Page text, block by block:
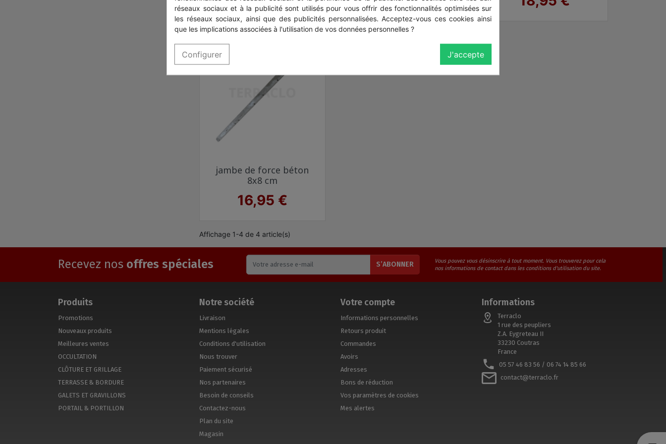
Aperçu rapide
brut (gris)
jambe de force béton
8x8 cm
Prix
16,95 €
Affichage 1-4 de 4 article(s)
Recevez nos offres spéciales S’ABONNER
Vous pouvez vous désinscrire à tout moment. Vous trouverez pour cela
nos informations de contact dans les conditions d'utilisation du site.
Produits
Promotions
Nouveaux produits
Meilleures ventes
OCCULTATION
CLÔTURE ET GRILLAGE
TERRASSE & BORDURE
GALETS ET GRAVILLONS
PORTAIL & PORTILLON
Notre société
Livraison
Mentions légales
Conditions d'utilisation
Nous trouver
Paiement sécurisé
Nos partenaires
Besoin de conseils
Contactez-nous
Plan du site
Magasin
Votre compte
Informations personnelles
Retours produit
Commandes
Avoirs
Adresses
Bons de réduction
Vos paramètres de cookies
Mes alertes
Informations
Terraclo
1 rue des peupliers
Z.A. Eygreteau II
33230 Coutras
France
05 57 46 83 56 / 06 74 14 85 66
contact@terraclo.fr
réseaux sociaux et à la publicité sont utilisés pour vous offrir des fonctionnalités optimisées sur
les réseaux sociaux, ainsi que des publicités personnalisées. Acceptez-vous ces cookies ainsi
que les implications associées à l'utilisation de vos données personnelles ?
J'accepte
Configurer